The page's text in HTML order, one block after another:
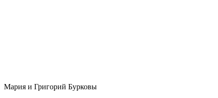
Мария и Григорий Бурковы